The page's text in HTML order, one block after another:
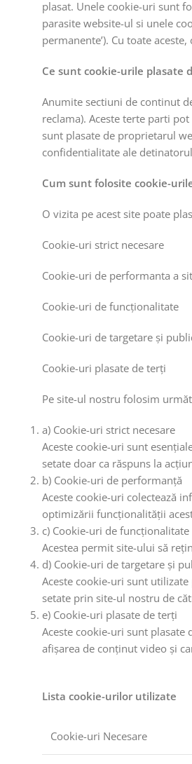
plasat. Unele cookie-uri sunt
parasite website-ul si unele
permanente’). Cu toate
Ce sunt cookie-urile plasate
Anumite sectiuni de continut
reclama). Aceste terte parti
sunt plasate de proprietarul
confidentialitate ale
Cum sunt folosite cookie-
O vizita pe acest site poate
Cookie-uri strict necesare
Cookie-uri de performanta a
Cookie-uri de funcționalitate
Cookie-uri de targetare și
Cookie-uri plasate de terți
Pe site-ul nostru folosim
a) Cookie-uri strict necesare
Aceste cookie-uri sunt
setate doar ca răspuns la
b) Cookie-uri de performanță
Aceste cookie-uri colectează
optimizării funcționalității
c) Cookie-uri de funcționalitate
Acestea permit site-ului să
d) Cookie-uri de targetare și
Aceste cookie-uri sunt
setate prin site-ul nostru de
e) Cookie-uri plasate de terți
Aceste cookie-uri sunt plasate
afișarea de conținut video și
Lista cookie-urilor utilizate
Cookie-uri Necesare